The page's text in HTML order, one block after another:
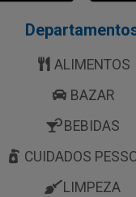
ALIMENTOS
BAZAR
BEBIDAS
CUIDADOS
LIMPEZA